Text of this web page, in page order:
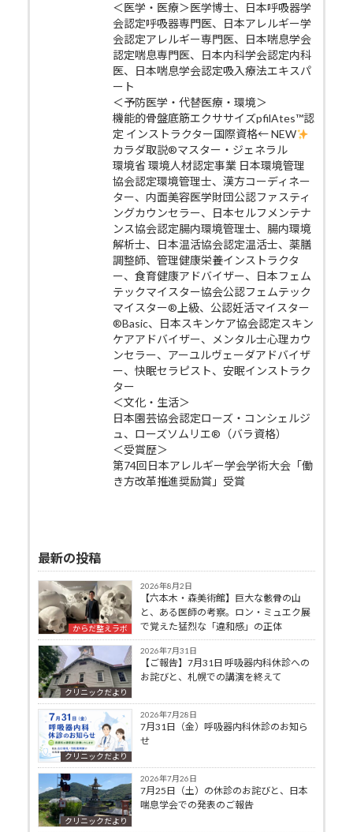
＜医学・医療＞医学博士、日本呼吸器学
会認定呼吸器専門医、日本アレルギー学
会認定アレルギー専門医、日本喘息学会
認定喘息専門医、日本内科学会認定内科
医、日本喘息学会認定吸入療法エキスパ
ート
＜予防医学・代替医療・環境＞
機能的骨盤底筋エクササイズpfilAtes™認
定 インストラクター国際資格← NEW
カラダ取説®マスター・ジェネラル
環境省 環境人材認定事業 日本環境管理
協会認定環境管理士、漢方コーディネー
ター、内面美容医学財団公認ファスティ
ングカウンセラー、日本セルフメンテナ
ンス協会認定腸内環境管理士、腸内環境
解析士、日本温活協会認定温活士、薬膳
調整師、管理健康栄養インストラクタ
ー、食育健康アドバイザー、日本フェム
テックマイスター協会公認フェムテック
マイスター®上級、公認妊活マイスター
®Basic、日本スキンケア協会認定スキン
ケアアドバイザー、メンタル士心理カウ
ンセラー、アーユルヴェーダアドバイザ
ー、快眠セラピスト、安眠インストラク
ター
＜文化・生活＞
日本園芸協会認定ローズ・コンシェルジ
ュ、ローズソムリエ®（バラ資格）
＜受賞歴＞
第74回日本アレルギー学会学術大会「働
き方改革推進奨励賞」受賞
最新の投稿
からだ整えラボ
2026年8月2日
【六本木・森美術館】巨大な骸骨の山
と、ある医師の考察。ロン・ミュエク展
で覚えた猛烈な「違和感」の正体
クリニックだより
2026年7月31日
【ご報告】7月31日 呼吸器内科休診への
お詫びと、札幌での講演を終えて
クリニックだより
2026年7月28日
7月31日（金）呼吸器内科休診のお知ら
せ
クリニックだより
2026年7月26日
7月25日（土）の休診のお詫びと、日本
喘息学会での発表のご報告